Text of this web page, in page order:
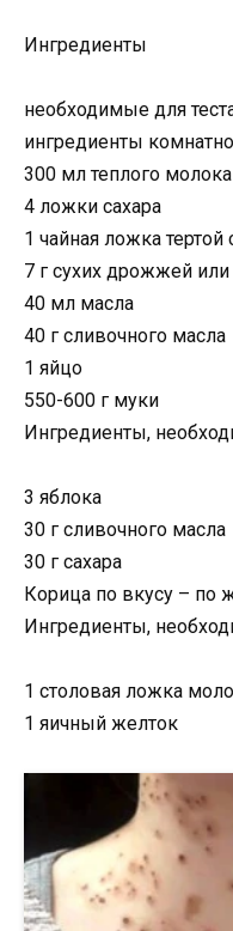
Ингредиенты
необходимые для
ингредиенты
300 мл теплого молока
4 ложки сахара
1 чайная ложка тертой
7 г сухих дрожжей
40 мл масла
40 г сливочного масла
1 яйцо
550-600 г муки
Ингредиенты,
3 яблока
30 г сливочного масла
30 г сахара
Корица по вкусу – по
Ингредиенты,
1 столовая ложка
1 яичный желток